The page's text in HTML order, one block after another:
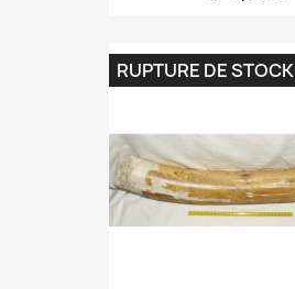
RUPTURE DE STOCK